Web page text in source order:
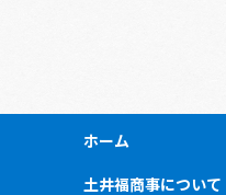
ホーム
土井福商事について